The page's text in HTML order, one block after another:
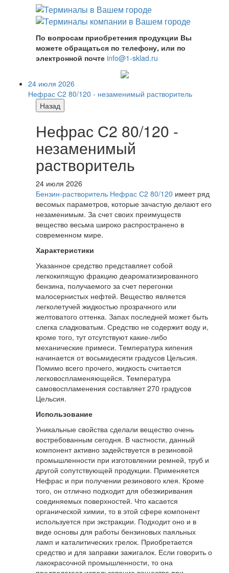
По вопросам приобретения продукции Вы
можете обращаться по телефону, или по
электронной почте info@1-sklad.ru
24 июля 2026
Нефрас С2 80/120 - незаменимый растворитель
Назад
Нефрас С2 80/120 -
незаменимый
растворитель
24 июля 2026
Бензин-растворитель Нефрас С2 80/120 имеет ряд
весомых параметров, которые зачастую делают его
незаменимым. За счет своих преимуществ
вещество весьма широко распространено в
современном мире.
Характеристики
Указанное средство представляет собой
легкокипящую фракцию деароматизированного
бензина, получаемого за счет перегонки
малосернистых нефтей. Вещество является
легколетучей жидкостью прозрачного или
желтоватого оттенка. Запах последней может быть
слегка сладковатым. Средство не содержит воду и,
кроме того, тут отсутствуют какие-либо
механические примеси. Температура кипения
начинается от восьмидесяти градусов Цельсия.
Помимо всего прочего, жидкость считается
легковоспламеняющейся. Температура
самовоспламенения составляет 270 градусов
Цельсия.
Использование
Уникальные свойства сделали вещество очень
востребованным сегодня. В частности, данный
компонент активно задействуется в резиновой
промышленности при изготовлении ремней, труб и
другой сопутствующей продукции. Применяется
Нефрас и при получении резинового клея. Кроме
того, он отлично подходит для обезжиривания
соединяемых поверхностей. Что касается
органической химии, то в этой сфере компонент
используется при экстракции. Подходит оно и в
виде основы для работы бензиновых паяльных
ламп и каталитических грелок. Приобретается
средство и для заправки зажигалок. Если говорить о
лакокрасочной промышленности, то она